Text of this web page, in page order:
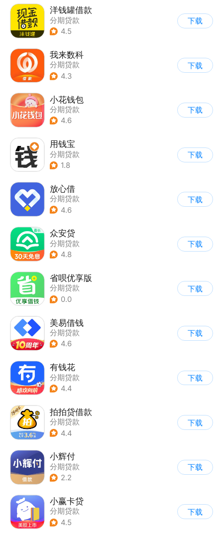
洋钱罐借款
分期贷款
4.5
下载
我来数科
分期贷款
4.3
下载
小花钱包
分期贷款
4.6
下载
用钱宝
分期贷款
1.8
下载
放心借
分期贷款
4.6
下载
众安贷
分期贷款
4.8
下载
省呗优享版
分期贷款
0.0
下载
美易借钱
分期贷款
4.6
下载
有钱花
分期贷款
4.4
下载
拍拍贷借款
分期贷款
4.4
下载
小辉付
分期贷款
2.2
下载
小赢卡贷
分期贷款
4.5
下载